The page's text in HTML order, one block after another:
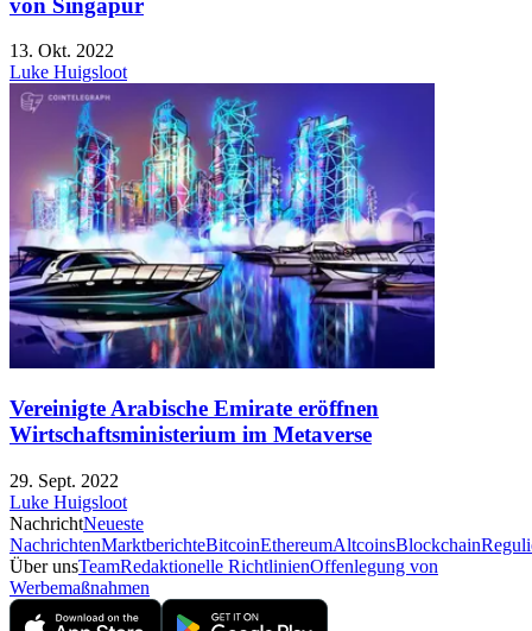
13. Okt. 2022
Luke Huigsloot
Vereinigte Arabische Emirate eröffnen
Wirtschaftsministerium im Metaverse
29. Sept. 2022
Luke Huigsloot
NachrichtNeueste
NachrichtenMarktberichteBitcoinEthereumAltcoinsBlockchain
Über unsTeamRedaktionelle RichtlinienOffenlegung von
Werbemaßnahmen